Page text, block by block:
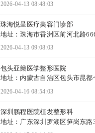
2026-04-13 08:48:03
珠海悦呈医疗美容门诊部
地址：珠海市香洲区前河北路
2026-04-13 09:08:03
包头亚燊医学整形医院
地址：内蒙古自治区包头市昆都
2026-04-16 08:54:03
深圳鹏程医院植发整形科
地址：广东深圳罗湖区笋岗东路